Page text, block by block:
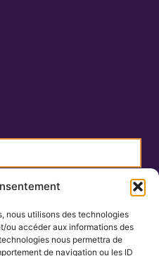
nous utilisons des technologies
ou accéder aux informations des
nous permettra de
de navigation ou les ID